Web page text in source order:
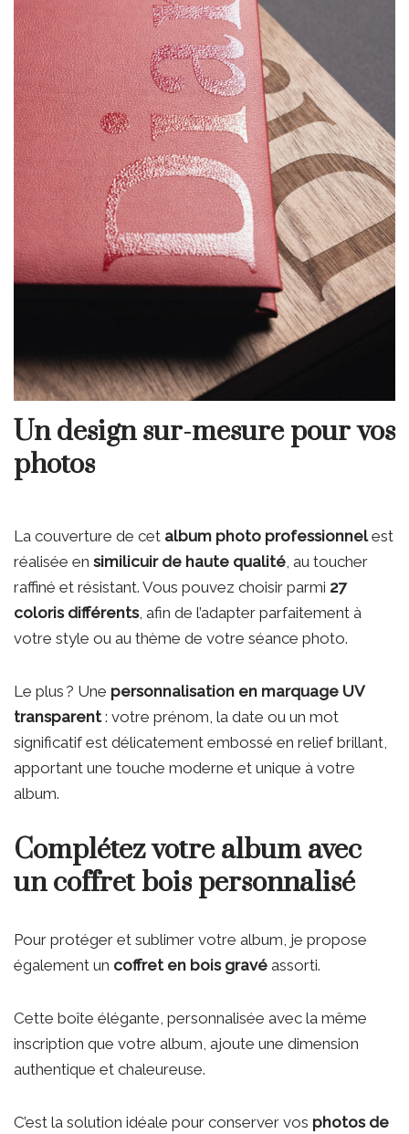
Un design sur-mesure pour vos
photos
La couverture de cet album photo professionnelest
réalisée en similicuir de haute qualité , au toucher
raffiné et résistant. Vous pouvez choisir parmi 27
coloris différents, afin de l’adapter parfaitement à
votre style ou au thème de votre séance photo.
Le plus ? Une personnalisation en marquage UV
transparent: votre prénom, la date ou un mot
significatif est délicatement embossé en relief brillant,
apportant une touche moderne et unique à votre
album.
Complétez votre album avec
un coffret bois personnalisé
Pour protéger et sublimer votre album, je propose
également un coffret en bois gravé assorti.
Cette boîte élégante, personnalisée avec la même
inscription que votre album, ajoute une dimension
authentique et chaleureuse.
C’est la solution idéale pour conserver vos photos de